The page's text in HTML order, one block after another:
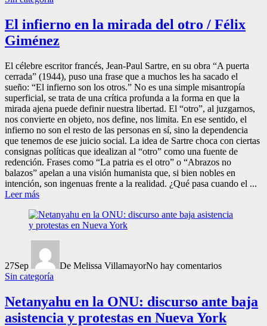
El infierno en la mirada del otro / Félix
Giménez
El célebre escritor francés, Jean-Paul Sartre, en su obra “A puerta
cerrada” (1944), puso una frase que a muchos les ha sacado el
sueño: “El infierno son los otros.” No es una simple misantropía
superficial, se trata de una crítica profunda a la forma en que la
mirada ajena puede definir nuestra libertad. El “otro”, al juzgarnos,
nos convierte en objeto, nos define, nos limita. En ese sentido, el
infierno no son el resto de las personas en sí, sino la dependencia
que tenemos de ese juicio social. La idea de Sartre choca con ciertas
consignas políticas que idealizan al “otro” como una fuente de
redención. Frases como “La patria es el otro” o “Abrazos no
balazos” apelan a una visión humanista que, si bien nobles en
intención, son ingenuas frente a la realidad. ¿Qué pasa cuando el ...
Leer más
27Sep De Melissa VillamayorNo hay comentarios
Sin categoría
Netanyahu en la ONU: discurso ante baja
asistencia y protestas en Nueva York